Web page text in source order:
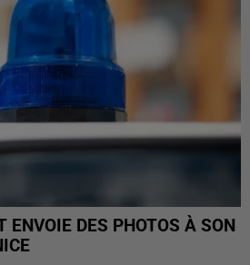
ENVOIE DES PHOTOS À SON